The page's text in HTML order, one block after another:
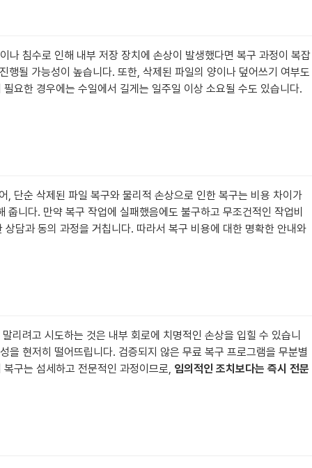
나 침수로 인해 내부 저장 장치에 손상이 발생했다면 복구 과정이 복잡
될 가능성이 높습니다. 또한, 삭제된 파일의 양이나 덮어쓰기 여부도
요한 경우에는 수일에서 길게는 일주일 이상 소요될 수도 있습니다.
단순 삭제된 파일 복구와 물리적 손상으로 인한 복구는 비용 차이가
니다. 만약 복구 작업에 실패했음에도 불구하고 무조건적인 작업비
담과 동의 과정을 거칩니다. 따라서 복구 비용에 대한 명확한 안내와
리려고 시도하는 것은 내부 회로에 치명적인 손상을 입힐 수 있습니
현저히 떨어뜨립니다. 검증되지 않은 무료 복구 프로그램을 무분별
구는 섬세하고 전문적인 과정이므로, 임의적인 조치보다는 즉시 전문